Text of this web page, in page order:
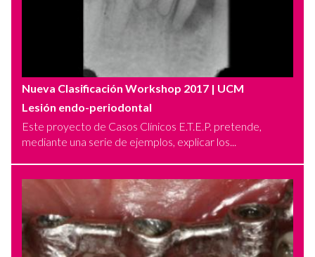
Nueva Clasificación Workshop 2017 | UCM
Lesión endo-periodontal
Este proyecto de Casos Clínicos E.T.E.P. pretende,
mediante una serie de ejemplos, explicar los...